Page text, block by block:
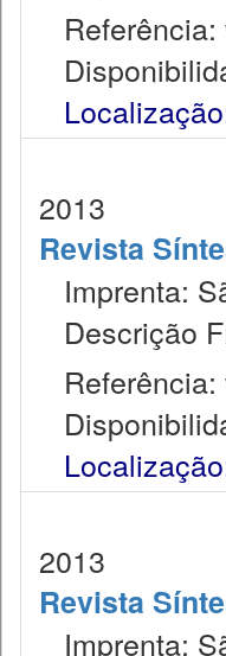
Referência:
2013
Revista
Imprenta:
Descrição
Referência:
2013
Revista
Imprenta: